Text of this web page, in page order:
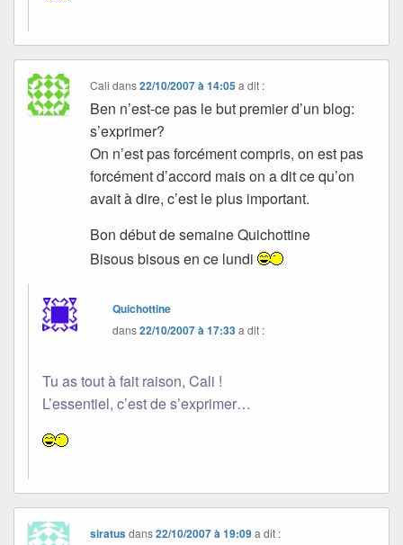
Cali dans22/10/2007 à 14:05 a dit :
Ben n’est-ce pas le but premier d’un blog:
s’exprimer?
On n’est pas forcément compris, on est pas
forcément d’accord mais on a dit ce qu’on
avait à dire, c’est le plus important.
Bon début de semaine Quichottine
Bisous bisous en ce lundi
Quichottine
dans22/10/2007 à 17:33a dit :
Tu as tout à fait raison, Cali !
L’essentiel, c’est de s’exprimer…
siratusdans22/10/2007 à 19:09 a dit :